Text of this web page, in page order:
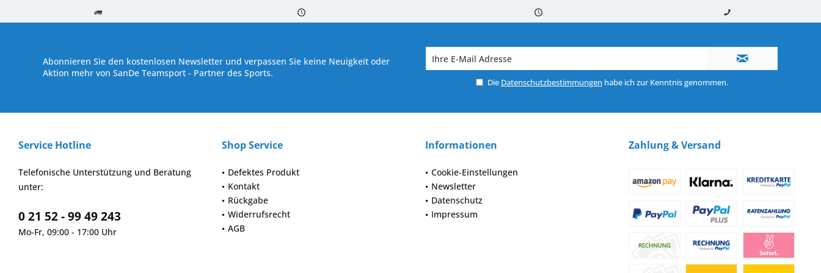
Abonnieren Sie den kostenlosen Newsletter und verpassen Sie keine Neuigkeit oder
Aktion mehr von SanDe Teamsport - Partner des Sports.
Die Datenschutzbestimmungen habe ich zur Kenntnis genommen.
Service Hotline
Telefonische Unterstützung und Beratung
unter:
0 21 52 - 99 49 243
Mo-Fr, 09:00 - 17:00 Uhr
Shop Service
Defektes Produkt
Kontakt
Rückgabe
Widerrufsrecht
AGB
Informationen
Cookie-Einstellungen
Newsletter
Datenschutz
Impressum
Zahlung & Versand